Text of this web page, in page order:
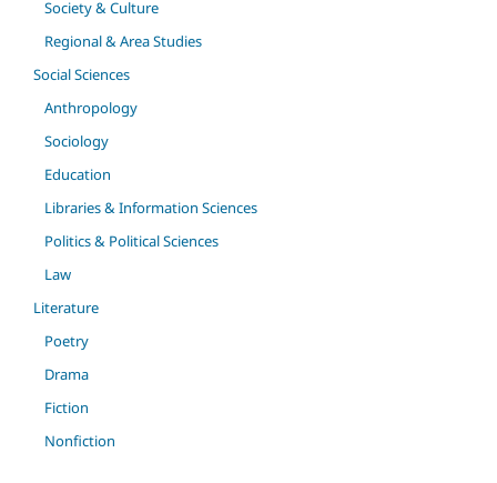
Society & Culture
Regional & Area Studies
Social Sciences
Anthropology
Sociology
Education
Libraries & Information Sciences
Politics & Political Sciences
Law
Literature
Poetry
Drama
Fiction
Nonfiction